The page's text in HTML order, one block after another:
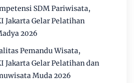
SDM Pariwisata,
Jakarta Gelar Pelatihan
2026
Pemandu Wisata,
Jakarta Gelar Pelatihan dan
Muda 2026